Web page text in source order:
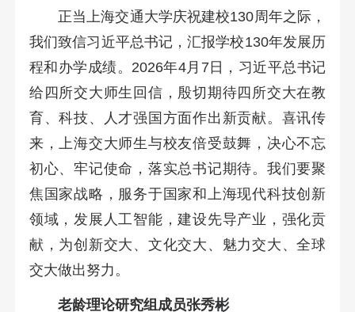
正当上海交通大学庆祝建校130周年之际，
我们致信习近平总书记，汇报学校130年发展历
程和办学成绩。2026年4月7日，习近平总书记
给四所交大师生回信，殷切期待四所交大在教
育、科技、人才强国方面作出新贡献。喜讯传
来，上海交大师生与校友倍受鼓舞，决心不忘
初心、牢记使命，落实总书记期待。我们要聚
焦国家战略，服务于国家和上海现代科技创新
领域，发展人工智能，建设先导产业，强化贡
献，为创新交大、文化交大、魅力交大、全球
交大做出努力。
老龄理论研究组成员张秀彬